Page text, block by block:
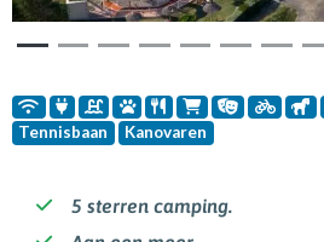
Tennisbaan Kanovaren
5 sterren camping.